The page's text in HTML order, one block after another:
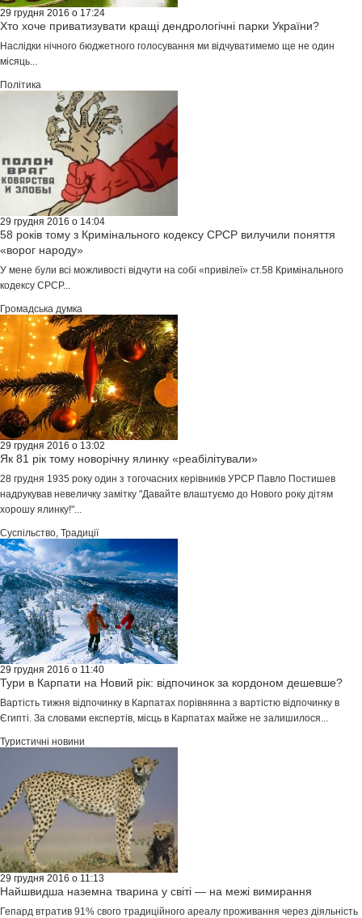
29 грудня 2016 о 17:24
Хто хоче приватизувати кращі дендрологічні парки України?
Наслідки нічного бюджетного голосування ми відчуватимемо ще не один
місяць...
Політика
29 грудня 2016 о 14:04
58 років тому з Кримінального кодексу СРСР вилучили поняття
«ворог народу»
У мене були всі можливості відчути на собі «привілеї» ст.58 Кримінального
кодексу СРСР...
Громадська думка
29 грудня 2016 о 13:02
Як 81 рік тому новорічну ялинку «реабілітували»
28 грудня 1935 року один з тогочасних керівників УРСР Павло Постишев
надрукував невеличку замітку "Давайте влаштуємо до Нового року дітям
хорошу ялинку!"...
Суспільство, Традиції
29 грудня 2016 о 11:40
Тури в Карпати на Новий рік: відпочинок за кордоном дешевше?
Вартість тижня відпочинку в Карпатах порівнянна з вартістю відпочинку в
Єгипті. За словами експертів, місць в Карпатах майже не залишилося...
Туристичні новини
29 грудня 2016 о 11:13
Найшвидша наземна тварина у світі — на межі вимирання
Гепард втратив 91% свого традиційного ареалу проживання через діяльність